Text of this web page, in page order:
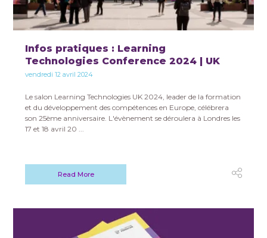
Infos pratiques : Learning
Technologies Conference 2024 | UK
vendredi 12 avril 2024
Le salon Learning Technologies UK 2024, leader de la formation
et du développement des compétences en Europe, célébrera
son 25ème anniversaire. L'évènement se déroulera à Londres les
17 et 18 avril 20 ...
Read More